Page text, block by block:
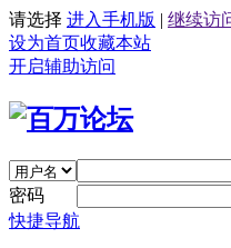
请选择 进入手机版 | 继续访
设为首页收藏本站
开启辅助访问
密码
快捷导航